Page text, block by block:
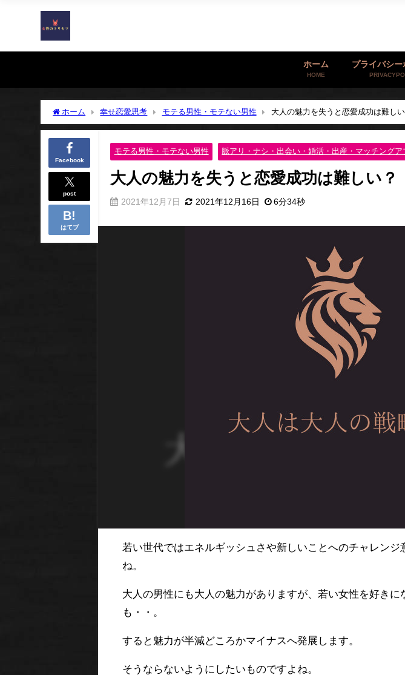
ホーム
HOME
プライバシー
ホーム 幸せ恋愛思考 モテる男性・モテない男性 大人の魅力を失うと恋愛成功は難し
Facebook
post
はてブ
モテる男性・モテない男性 脈アリ・ナシ・出会い・婚活・出産・マッチングア
大人の魅力を失うと恋愛成功は難しい？
2021年12月7日 2021年12月16日 6分34秒
若い世代ではエネルギッシュさや新しいことへのチャレンジ
ね。
大人の男性にも大人の魅力がありますが、若い女性を好きに
も・・。
すると魅力が半減どころかマイナスへ発展します。
そうならないようにしたいものですよね。